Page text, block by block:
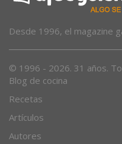
Desde 1996, el magazine
© 1996 - 2026. 31 años.
Blog de cocina
Recetas
Artículos
Autores